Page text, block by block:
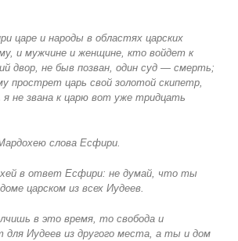
царе и народы в областях царских
и мужчине и женщине, кто войдет к
двор, не быв позван, один суд — смерть;
прострет царь свой золотой скипетр,
не звана к царю вот уже тридцать
слова Есфири.
в ответ Есфири: не думай, что ты
царском из всех Иудеев.
в это время, то свобода и
для Иудеев из другого места, а ты и дом